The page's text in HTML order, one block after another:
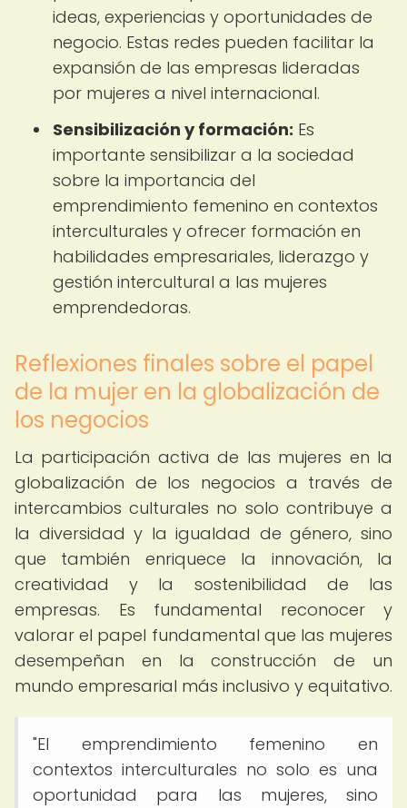
ideas, experiencias y oportunidades de
negocio. Estas redes pueden facilitar la
expansión de las empresas lideradas
por mujeres a nivel internacional.
Sensibilización y formación: Es
importante sensibilizar a la sociedad
sobre la importancia del
emprendimiento femenino en contextos
interculturales y ofrecer formación en
habilidades empresariales, liderazgo y
gestión intercultural a las mujeres
emprendedoras.
Reflexiones finales sobre el papel
de la mujer en la globalización de
los negocios
La participación activa de las mujeres en la
globalización de los negocios a través de
intercambios culturales no solo contribuye a
la diversidad y la igualdad de género, sino
que también enriquece la innovación, la
creatividad y la sostenibilidad de las
empresas. Es fundamental reconocer y
valorar el papel fundamental que las mujeres
desempeñan en la construcción de un
mundo empresarial más inclusivo y equitativo.
"El emprendimiento femenino en
contextos interculturales no solo es una
oportunidad para las mujeres, sino